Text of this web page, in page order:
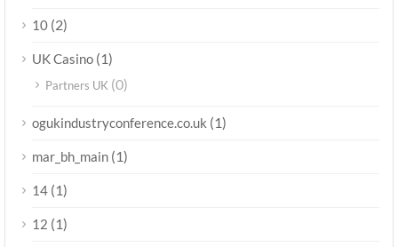
10 (2)
UK Casino (1)
Partners UK (0)
ogukindustryconference.co.uk (1)
mar_bh_main (1)
14 (1)
12 (1)